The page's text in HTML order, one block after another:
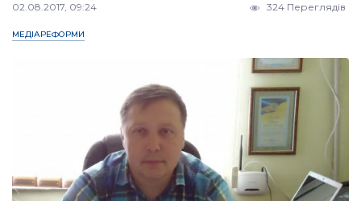
02.08.2017, 09:24 324 Переглядів
МЕДІАРЕФОРМИ